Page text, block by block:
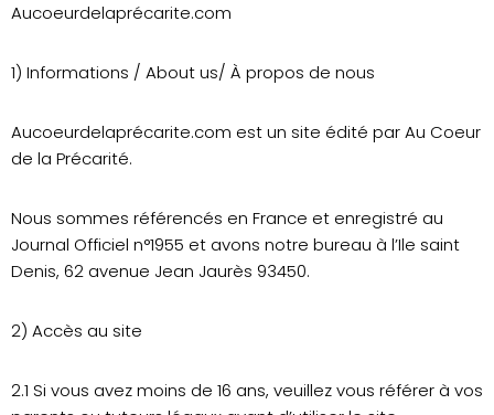
Aucoeurdelaprécarite.com
1) Informations / About us/ À propos de nous
Aucoeurdelaprécarite.com est un site édité par Au Coeur
de la Précarité.
Nous sommes référencés en France et enregistré au
Journal Officiel n°1955 et avons notre bureau à l’Ile saint
Denis, 62 avenue Jean Jaurès 93450.
2) Accès au site
2.1 Si vous avez moins de 16 ans, veuillez vous référer à vos